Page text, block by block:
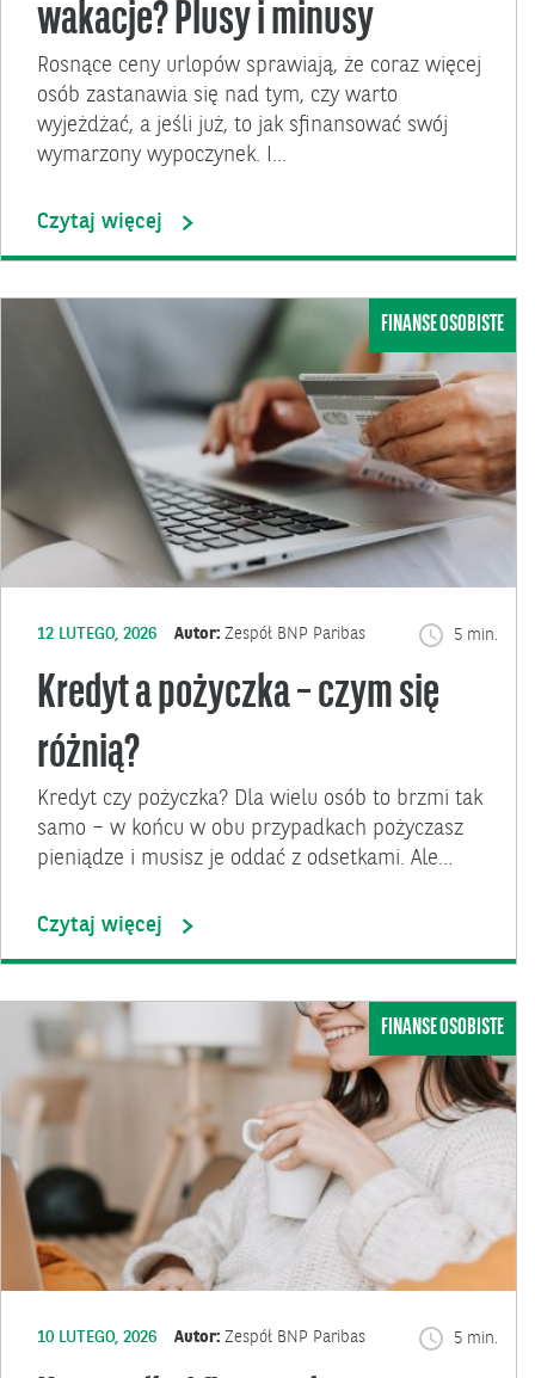
wakacje? Plusy i minusy
Rosnące ceny urlopów sprawiają, że coraz więcej
osób zastanawia się nad tym, czy warto
wyjeżdżać, a jeśli już, to jak sfinansować swój
wymarzony wypoczynek. I…
Czytaj więcej
FINANSE OSOBISTE
12 LUTEGO, 2026 Autor: Zespół BNP Paribas 5 min.
Kredyt a pożyczka – czym się
różnią?
Kredyt czy pożyczka? Dla wielu osób to brzmi tak
samo – w końcu w obu przypadkach pożyczasz
pieniądze i musisz je oddać z odsetkami. Ale…
Czytaj więcej
FINANSE OSOBISTE
10 LUTEGO, 2026 Autor: Zespół BNP Paribas 5 min.